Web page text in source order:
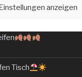
anzeigen
am 11.10.25
Tisch